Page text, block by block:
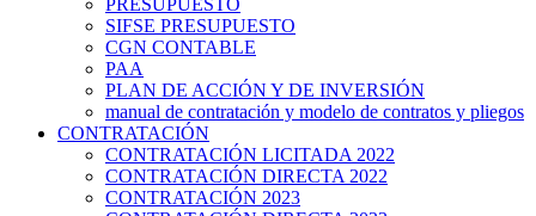
PRESUPUESTO
SIFSE PRESUPUESTO
CGN CONTABLE
PAA
PLAN DE ACCIÓN Y DE INVERSIÓN
manual de contratación y modelo de contratos y pliegos
CONTRATACIÓN
CONTRATACIÓN LICITADA 2022
CONTRATACIÓN DIRECTA 2022
CONTRATACIÓN 2023